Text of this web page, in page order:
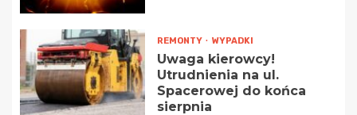
REMONTY WYPADKI
Uwaga kierowcy!
Utrudnienia na ul.
Spacerowej do końca
sierpnia